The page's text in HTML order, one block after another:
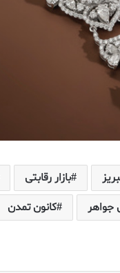
بازار رقابتی
کانون تمدن